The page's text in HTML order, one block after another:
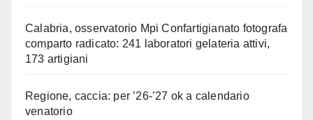
Calabria, osservatorio Mpi Confartigianato fotografa
comparto radicato: 241 laboratori gelateria attivi,
173 artigiani
Regione, caccia: per ’26-’27 ok a calendario
venatorio